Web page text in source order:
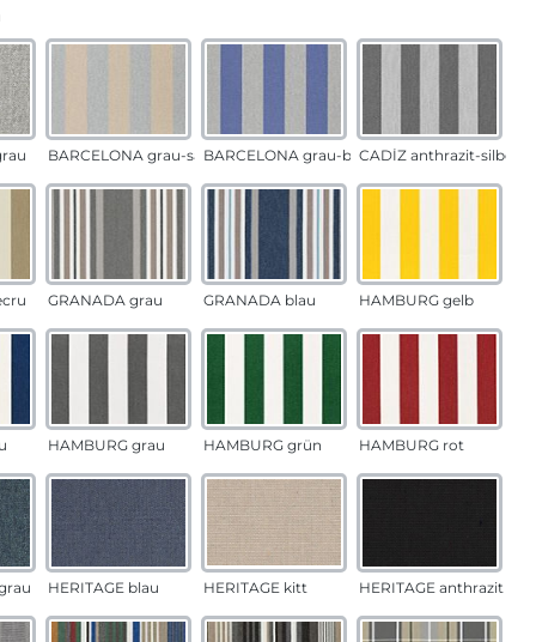
BARCELONA grau-sandBARCELONA grau-blauCADÍZ anthrazit-silber
GRANADA grau GRANADA blau HAMBURG gelb
HAMBURG grau HAMBURG grün HAMBURG rot
HERITAGE blau HERITAGE kitt HERITAGE anthrazit